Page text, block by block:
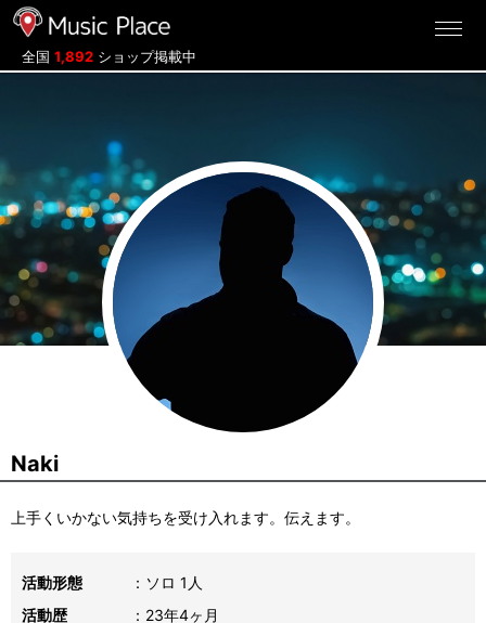
全国 1,892 ショップ掲載中
Naki
上手くいかない気持ちを受け入れます。伝えます。
活動形態
ソロ 1人
活動歴
23年4ヶ月